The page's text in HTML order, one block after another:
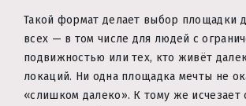
Такой формат делает выбор площадки
всех — в том числе для людей с
подвижностью или тех, кто живёт
локаций. Ни одна площадка мечты не
«слишком далеко». К тому же исчезает